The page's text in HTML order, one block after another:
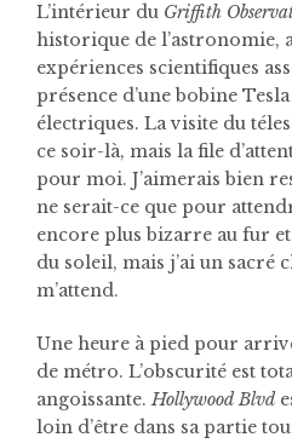
L’intérieur du Griffith
historique de l’astronomie,
expériences scientifiques
présence d’une bobine
électriques. La visite du
ce soir-là, mais la file
pour moi. J’aimerais bien
ne serait-ce que pour
encore plus bizarre au fur
du soleil, mais j’ai un sacré
m’attend.
Une heure à pied pour
de métro. L’obscurité est
angoissante.Hollywood Blvd
loin d’être dans sa partie